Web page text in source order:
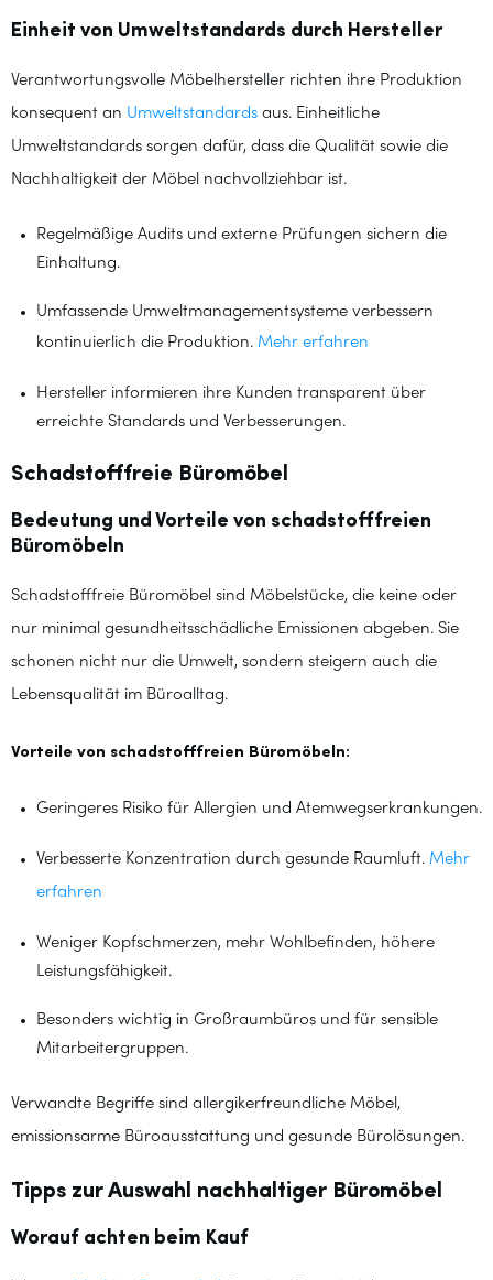
Einheit von Umweltstandards durch Hersteller
Verantwortungsvolle Möbelhersteller richten ihre Produktion
konsequent an Umweltstandards aus. Einheitliche
Umweltstandards sorgen dafür, dass die Qualität sowie die
Nachhaltigkeit der Möbel nachvollziehbar ist.
Regelmäßige Audits und externe Prüfungen sichern die
Einhaltung.
Umfassende Umweltmanagementsysteme verbessern
kontinuierlich die Produktion. Mehr erfahren
Hersteller informieren ihre Kunden transparent über
erreichte Standards und Verbesserungen.
Schadstofffreie Büromöbel
Bedeutung und Vorteile von schadstofffreien
Büromöbeln
Schadstofffreie Büromöbel sind Möbelstücke, die keine oder
nur minimal gesundheitsschädliche Emissionen abgeben. Sie
schonen nicht nur die Umwelt, sondern steigern auch die
Lebensqualität im Büroalltag.
Vorteile von schadstofffreien Büromöbeln:
Geringeres Risiko für Allergien und Atemwegserkrankungen.
Verbesserte Konzentration durch gesunde Raumluft. Mehr
erfahren
Weniger Kopfschmerzen, mehr Wohlbefinden, höhere
Leistungsfähigkeit.
Besonders wichtig in Großraumbüros und für sensible
Mitarbeitergruppen.
Verwandte Begriffe sind allergikerfreundliche Möbel,
emissionsarme Büroausstattung und gesunde Bürolösungen.
Tipps zur Auswahl nachhaltiger Büromöbel
Worauf achten beim Kauf